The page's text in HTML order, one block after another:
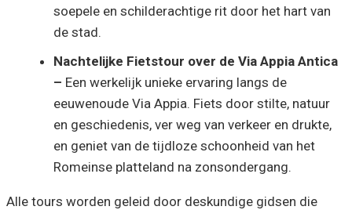
soepele en schilderachtige rit door het hart van
de stad.
Nachtelijke Fietstour over de Via Appia Antica
– Een werkelijk unieke ervaring langs de
eeuwenoude Via Appia. Fiets door stilte, natuur
en geschiedenis, ver weg van verkeer en drukte,
en geniet van de tijdloze schoonheid van het
Romeinse platteland na zonsondergang.
Alle tours worden geleid door deskundige gidsen die